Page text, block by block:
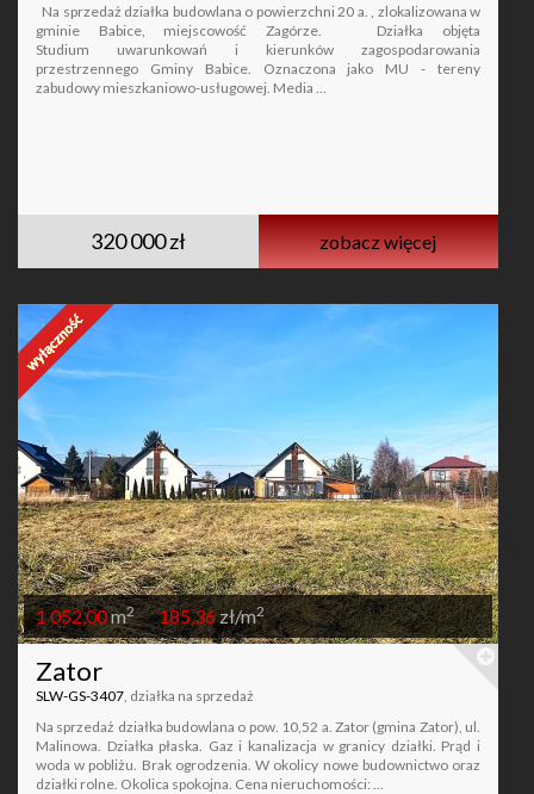
Na sprzedaż działka budowlana o powierzchni 20 a. , zlokalizowana w
gminie Babice, miejscowość Zagórze. Działka objęta
Studium uwarunkowań i kierunków zagospodarowania
przestrzennego Gminy Babice. Oznaczona jako MU - tereny
zabudowy mieszkaniowo-usługowej. Media ...
320 000 zł zobacz więcej
1 052,00m2 185,36zł/m2
Zator
SLW-GS-3407 , działka na sprzedaż
Na sprzedaż działka budowlana o pow. 10,52 a. Zator (gmina Zator), ul.
Malinowa. Działka płaska. Gaz i kanalizacja w granicy działki. Prąd i
woda w pobliżu. Brak ogrodzenia. W okolicy nowe budownictwo oraz
działki rolne. Okolica spokojna. Cena nieruchomości: ...